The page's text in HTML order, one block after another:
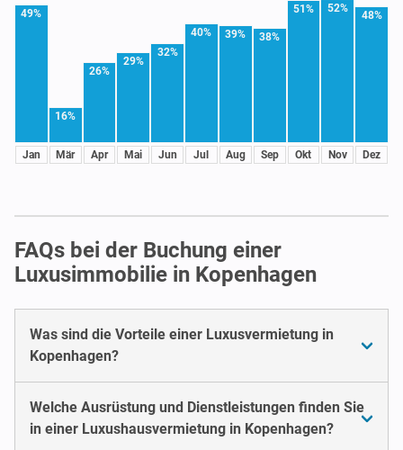
49%
Jan
16%
Mär
26%
Apr
29%
Mai
32%
Jun
40%
Jul
39%
Aug
38%
Sep
51%
Okt
52%
Nov
48%
Dez
FAQs bei der Buchung einer
Luxusimmobilie in Kopenhagen
Was sind die Vorteile einer Luxusvermietung in
Kopenhagen?
Welche Ausrüstung und Dienstleistungen finden Sie
in einer Luxushausvermietung in Kopenhagen?